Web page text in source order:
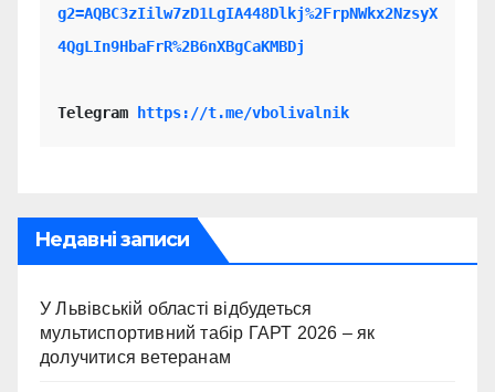
g2=AQBC3zIilw7zD1LgIA448Dlkj%2FrpNWkx2NzsyX
4QgLIn9HbaFrR%2B6nXBgCaKMBDj
Telegram https://t.me/vbolivalnik
Недавні записи
У Львівській області відбудеться
мультиспортивний табір ГАРТ 2026 – як
долучитися ветеранам